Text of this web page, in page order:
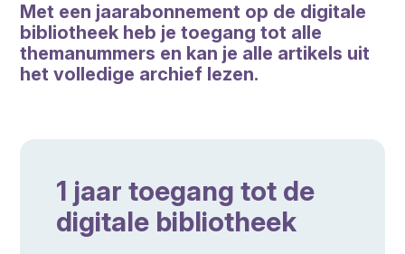
Met een jaarabonnement op de digitale
bibliotheek heb je toegang tot alle
themanummers en kan je alle artikels uit
het volledige archief lezen.
1 jaar toegang tot de
digitale bibliotheek